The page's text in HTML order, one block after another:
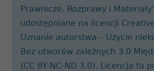
Prawnicze. Rozprawy i
udostępniane na licencji
Uznanie autorstwa – Użycie
Bez utworów zależnych 3.0
(CC BY-NC-ND 3.0). Licencja ta